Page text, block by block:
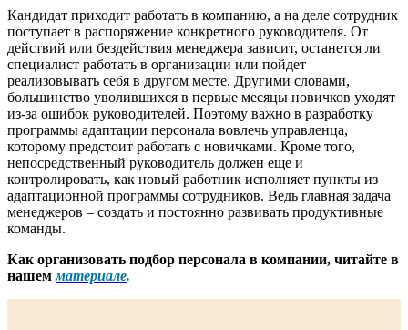
Кандидат приходит работать в компанию, а на деле сотрудник
поступает в распоряжение конкретного руководителя. От
действий или бездействия менеджера зависит, останется ли
специалист работать в организации или пойдет
реализовывать себя в другом месте. Другими словами,
большинство уволившихся в первые месяцы новичков уходят
из-за ошибок руководителей. Поэтому важно в разработку
программы адаптации персонала вовлечь управленца,
которому предстоит работать с новичками. Кроме того,
непосредственный руководитель должен еще и
контролировать, как новый работник исполняет пункты из
адаптационной программы сотрудников. Ведь главная задача
менеджеров – создать и постоянно развивать продуктивные
команды.
Как организовать подбор персонала в компании, читайте в
нашем материале.